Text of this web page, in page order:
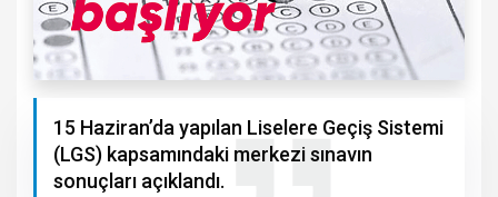
15 Haziran’da yapılan Liselere Geçiş Sistemi
(LGS) kapsamındaki merkezi sınavın
sonuçları açıklandı.